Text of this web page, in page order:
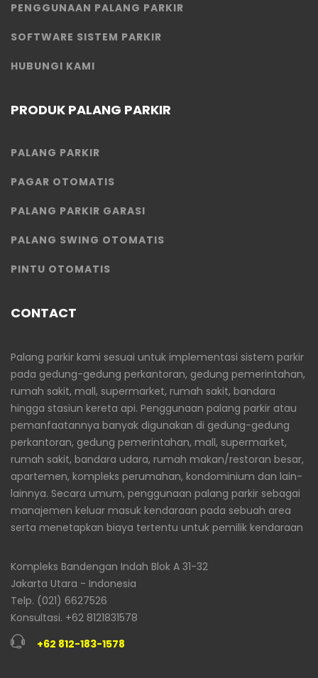
PENGGUNAAN PALANG PARKIR
SOFTWARE SISTEM PARKIR
HUBUNGI KAMI
PRODUK PALANG PARKIR
PALANG PARKIR
PAGAR OTOMATIS
PALANG PARKIR GARASI
PALANG SWING OTOMATIS
PINTU OTOMATIS
CONTACT
Palang parkir kami sesuai untuk implementasi sistem parkir
pada gedung-gedung perkantoran, gedung pemerintahan,
rumah sakit, mall, supermarket, rumah sakit, bandara
hingga stasiun kereta api. Penggunaan palang parkir atau
pemanfaatannya banyak digunakan di gedung-gedung
perkantoran, gedung pemerintahan, mall, supermarket,
rumah sakit, bandara udara, rumah makan/restoran besar,
apartemen, kompleks perumahan, kondominium dan lain-
lainnya. Secara umum, penggunaan palang parkir sebagai
manajemen keluar masuk kendaraan pada sebuah area
serta menetapkan biaya tertentu untuk pemilik kendaraan
Kompleks Bandengan Indah Blok A 31-32
Jakarta Utara - Indonesia
Telp. (021) 6627526
Konsultasi. +62 8121831578
+62 812-183-1578